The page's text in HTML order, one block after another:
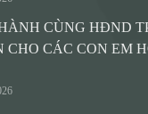
CÙNG HĐND
CÁC CON EM